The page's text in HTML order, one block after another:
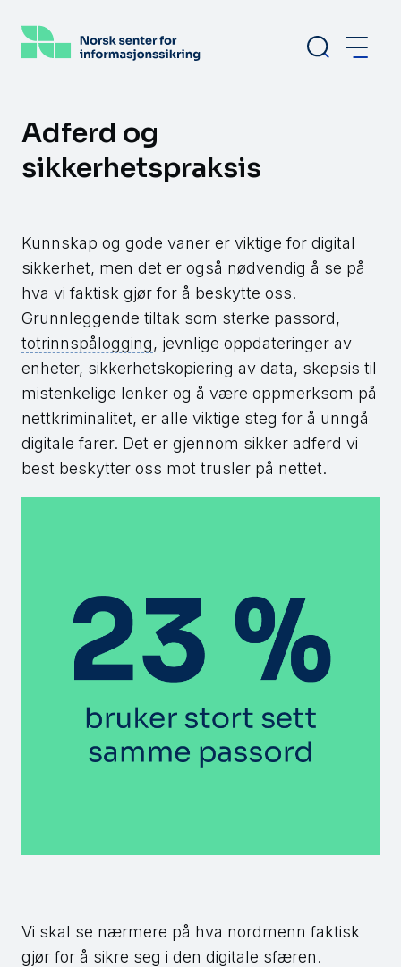
hovedinnhold
Adferd og
sikkerhetspraksis
Kunnskap og gode vaner er viktige for digital
sikkerhet, men det er også nødvendig å se på
hva vi faktisk gjør for å beskytte oss.
Grunnleggende tiltak som sterke passord,
totrinnspålogging, jevnlige oppdateringer av
enheter, sikkerhetskopiering av data, skepsis til
mistenkelige lenker og å være oppmerksom på
nettkriminalitet, er alle viktige steg for å unngå
digitale farer. Det er gjennom sikker adferd vi
best beskytter oss mot trusler på nettet.
Vi skal se nærmere på hva nordmenn faktisk
gjør for å sikre seg i den digitale sfæren.